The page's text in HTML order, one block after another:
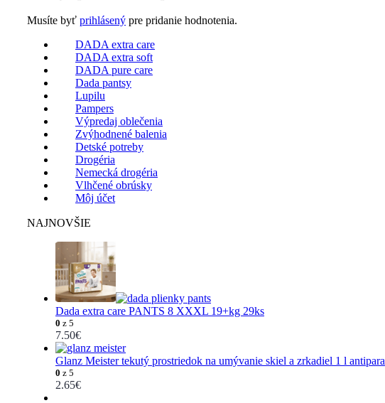
Musíte byť prihlásený pre pridanie hodnotenia.
DADA extra care
DADA extra soft
DADA pure care
Dada pantsy
Lupilu
Pampers
Výpredaj oblečenia
Zvýhodnené balenia
Detské potreby
Drogéria
Nemecká drogéria
Vlhčené obrúsky
Môj účet
NAJNOVŠIE
Dada extra care PANTS 8 XXXL 19+kg 29ks
0 z 5
7.50€
Glanz Meister tekutý prostriedok na umývanie skiel a zrkadiel 1 l antipara
0 z 5
2.65€